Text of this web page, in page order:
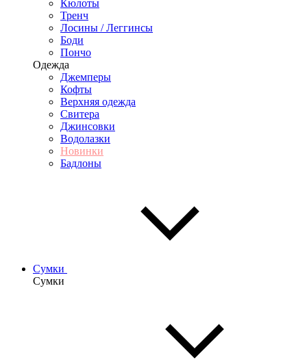
Кюлоты
Тренч
Лосины / Леггинсы
Боди
Пончо
Одежда
Джемперы
Кофты
Верхняя одежда
Свитера
Джинсовки
Водолазки
Новинки
Бадлоны
Сумки
Сумки